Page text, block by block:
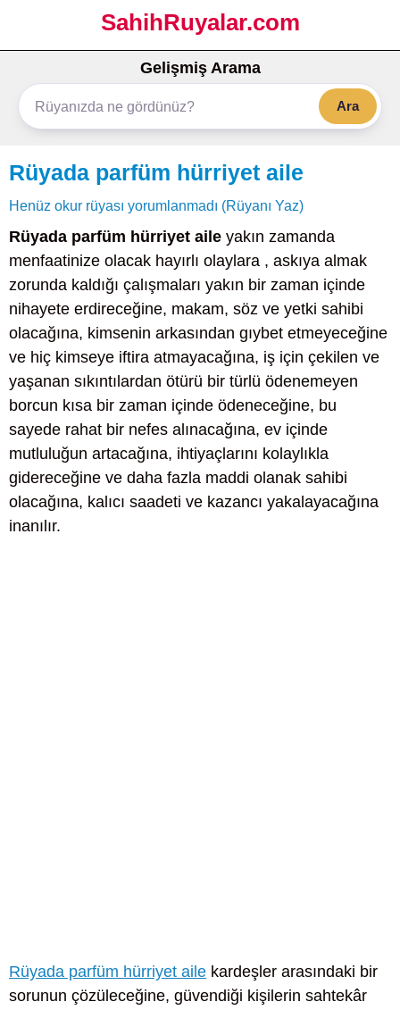
SahihRuyalar.com
Gelişmiş Arama
Ara
Rüyada parfüm hürriyet aile
Henüz okur rüyası yorumlanmadı (Rüyanı Yaz)
Rüyada parfüm hürriyet aile yakın zamanda
menfaatinize olacak hayırlı olaylara , askıya almak
zorunda kaldığı çalışmaları yakın bir zaman içinde
nihayete erdireceğine, makam, söz ve yetki sahibi
olacağına, kimsenin arkasından gıybet etmeyeceğine
ve hiç kimseye iftira atmayacağına, iş için çekilen ve
yaşanan sıkıntılardan ötürü bir türlü ödenemeyen
borcun kısa bir zaman içinde ödeneceğine, bu
sayede rahat bir nefes alınacağına, ev içinde
mutluluğun artacağına, ihtiyaçlarını kolaylıkla
gidereceğine ve daha fazla maddi olanak sahibi
olacağına, kalıcı saadeti ve kazancı yakalayacağına
inanılır.
Rüyada parfüm hürriyet aile kardeşler arasındaki bir
sorunun çözüleceğine, güvendiği kişilerin sahtekâr